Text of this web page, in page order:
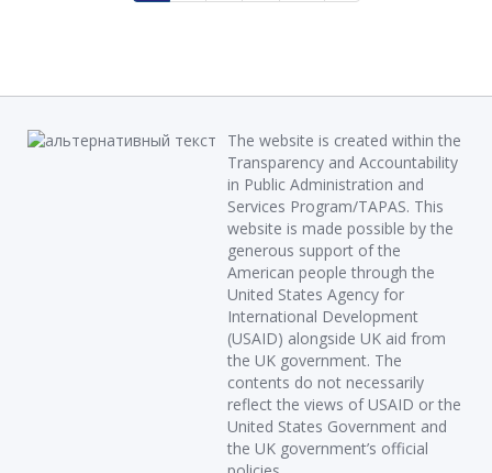
The website is created within the
Transparency and Accountability
in Public Administration and
Services Program/TAPAS. This
website is made possible by the
generous support of the
American people through the
United States Agency for
International Development
(USAID) alongside UK aid from
the UK government. The
contents do not necessarily
reflect the views of USAID or the
United States Government and
the UK government’s official